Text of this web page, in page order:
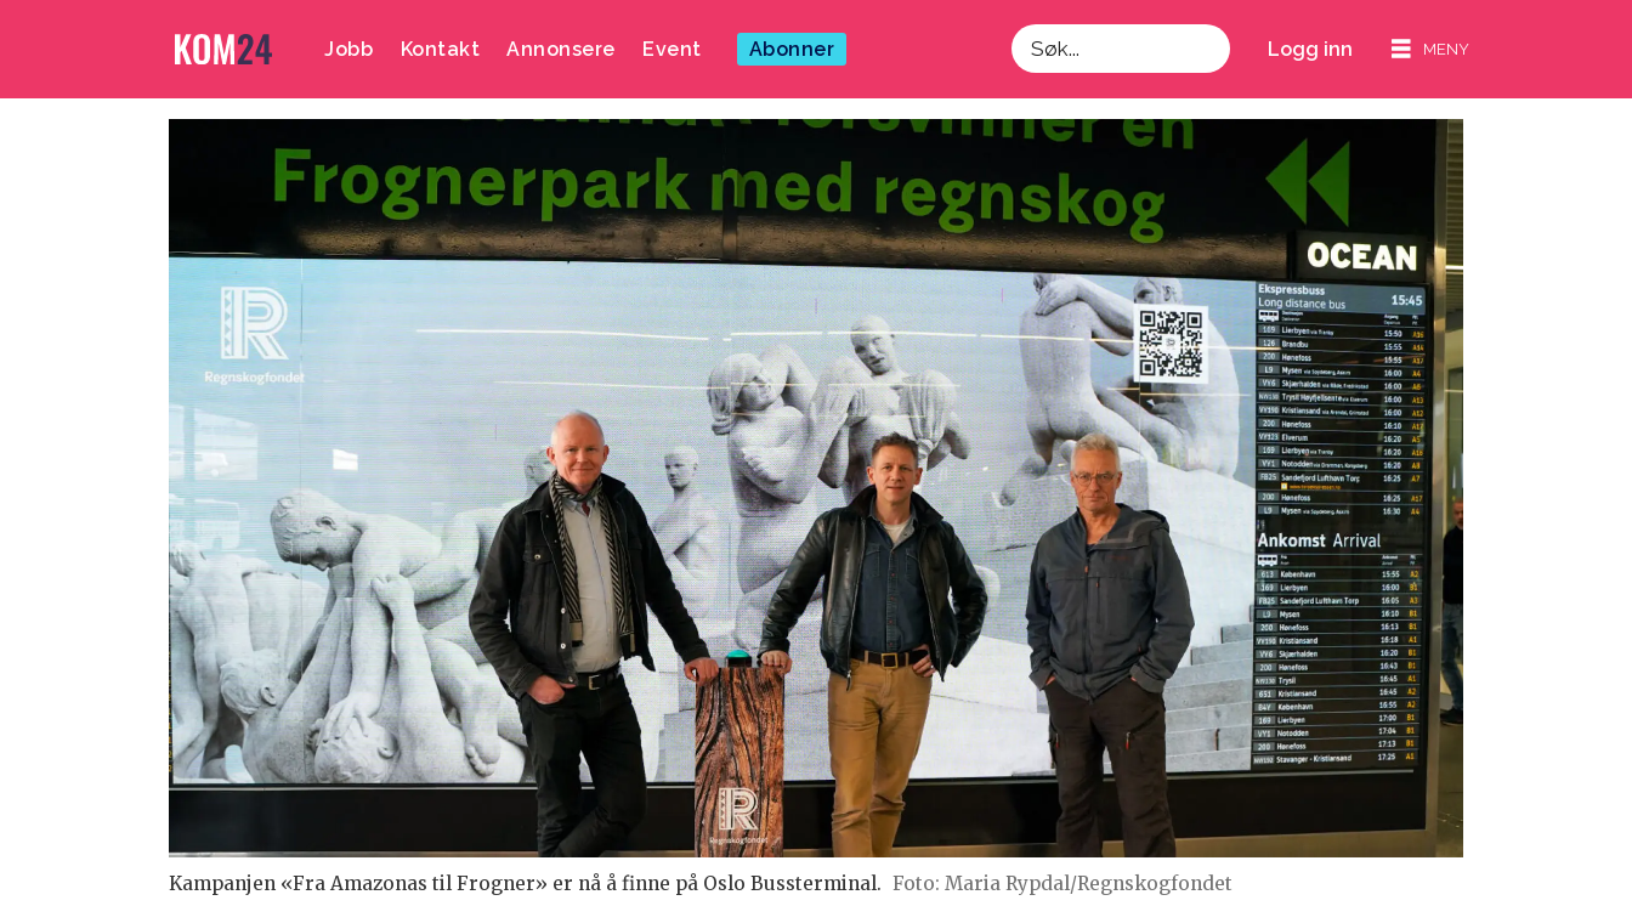
Jobb Kontakt Annonsere Event Abonner
Søk
Logg inn
Kampanjen «Fra Amazonas til Frogner» er nå å finne på Oslo Bussterminal. Foto: Maria Rypdal/Regnskogfondet